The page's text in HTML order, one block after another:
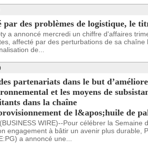
par des problèmes de logistique, le
a annoncé mercredi un chiffre d'affaires
affecté par des perturbations de sa chaîne
de...
partenariats dans le but
et les moyens de
dans la chaîne
de l&apos;huile de
WIRE)--Pour célébrer la Semaine
engagement à bâtir un avenir plus durable,
a annoncé une...